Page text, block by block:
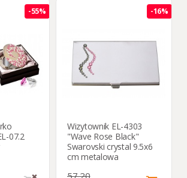
-55%
07.2
-16%
Wizytownik EL-4303
"Wave Rose Black"
Swarovski crystal 9.5x6
cm metalowa
57,20